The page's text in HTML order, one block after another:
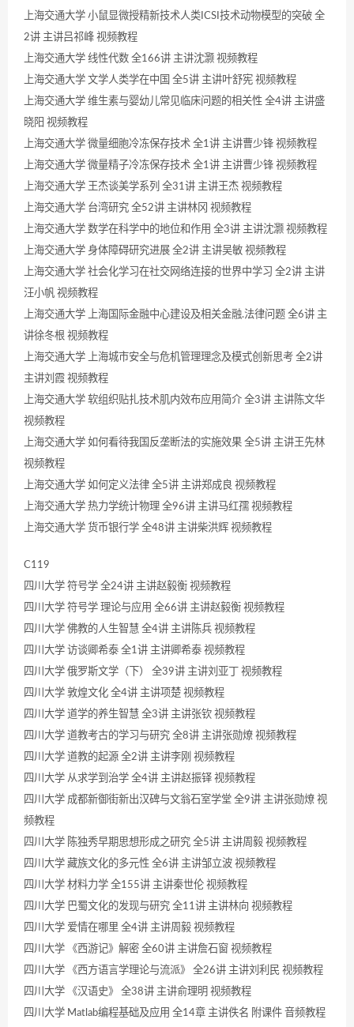
上海交通大学 小鼠显微授精新技术人类ICSI技术动物模型的突破 全
2讲 主讲吕祁峰 视频教程
上海交通大学 线性代数 全166讲 主讲沈灏 视频教程
上海交通大学 文学人类学在中国 全5讲 主讲叶舒宪 视频教程
上海交通大学 维生素与婴幼儿常见临床问题的相关性 全4讲 主讲盛
晓阳 视频教程
上海交通大学 微量细胞冷冻保存技术 全1讲 主讲曹少锋 视频教程
上海交通大学 微量精子冷冻保存技术 全1讲 主讲曹少锋 视频教程
上海交通大学 王杰谈美学系列 全31讲 主讲王杰 视频教程
上海交通大学 台湾研究 全52讲 主讲林冈 视频教程
上海交通大学 数学在科学中的地位和作用 全3讲 主讲沈灏 视频教程
上海交通大学 身体障碍研究进展 全2讲 主讲吴敏 视频教程
上海交通大学 社会化学习在社交网络连接的世界中学习 全2讲 主讲
汪小帆 视频教程
上海交通大学 上海国际金融中心建设及相关金融.法律问题 全6讲 主
讲徐冬根 视频教程
上海交通大学 上海城市安全与危机管理理念及模式创新思考 全2讲
主讲刘霞 视频教程
上海交通大学 软组织贴扎技术肌内效布应用简介 全3讲 主讲陈文华
视频教程
上海交通大学 如何看待我国反垄断法的实施效果 全5讲 主讲王先林
视频教程
上海交通大学 如何定义法律 全5讲 主讲郑成良 视频教程
上海交通大学 热力学统计物理 全96讲 主讲马红孺 视频教程
上海交通大学 货币银行学 全48讲 主讲柴洪辉 视频教程
C119
四川大学 符号学 全24讲 主讲赵毅衡 视频教程
四川大学 符号学 理论与应用 全66讲 主讲赵毅衡 视频教程
四川大学 佛教的人生智慧 全4讲 主讲陈兵 视频教程
四川大学 访谈卿希泰 全1讲 主讲卿希泰 视频教程
四川大学 俄罗斯文学（下） 全39讲 主讲刘亚丁 视频教程
四川大学 敦煌文化 全4讲 主讲项楚 视频教程
四川大学 道学的养生智慧 全3讲 主讲张钦 视频教程
四川大学 道教考古的学习与研究 全8讲 主讲张勋燎 视频教程
四川大学 道教的起源 全2讲 主讲李刚 视频教程
四川大学 从求学到治学 全4讲 主讲赵振铎 视频教程
四川大学 成都新御街新出汉碑与文翁石室学堂 全9讲 主讲张勋燎 视
频教程
四川大学 陈独秀早期思想形成之研究 全5讲 主讲周毅 视频教程
四川大学 藏族文化的多元性 全6讲 主讲邹立波 视频教程
四川大学 材料力学 全155讲 主讲秦世伦 视频教程
四川大学 巴蜀文化的发现与研究 全11讲 主讲林向 视频教程
四川大学 爱情在哪里 全4讲 主讲周毅 视频教程
四川大学 《西游记》解密 全60讲 主讲詹石窗 视频教程
四川大学 《西方语言学理论与流派》 全26讲 主讲刘利民 视频教程
四川大学 《汉语史》 全38讲 主讲俞理明 视频教程
四川大学 Matlab编程基础及应用 全14章 主讲佚名 附课件 音频教程